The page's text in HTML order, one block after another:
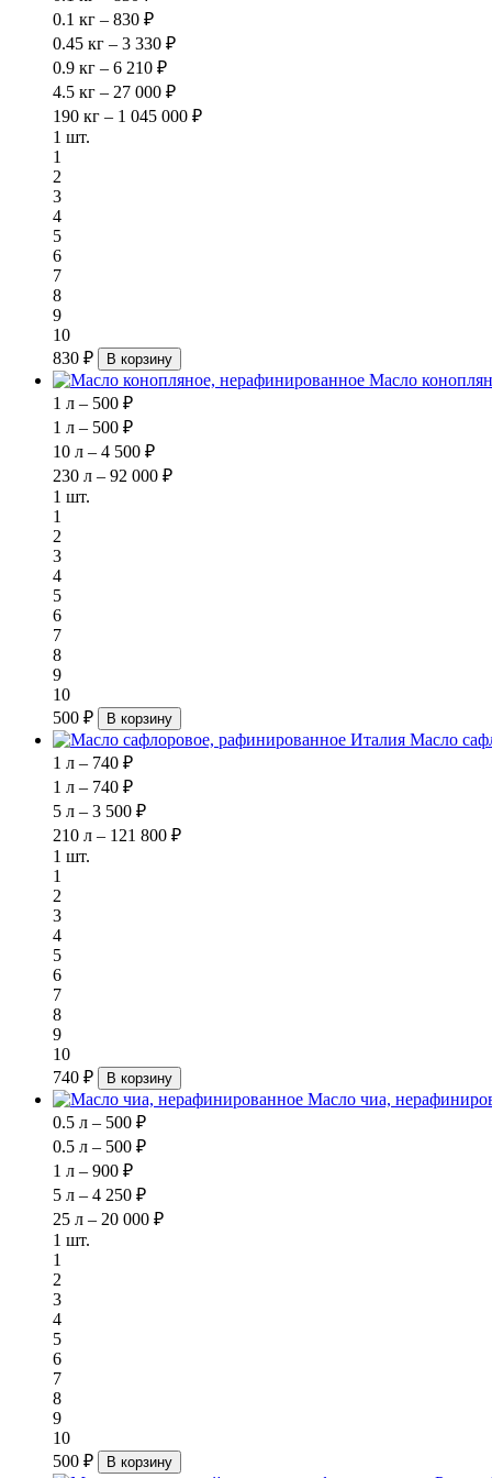
0.1 кг – 830 ₽
0.45 кг – 3 330 ₽
0.9 кг – 6 210 ₽
4.5 кг – 27 000 ₽
190 кг – 1 045 000 ₽
1 шт.
1
2
3
4
5
6
7
8
9
10
830 ₽
В корзину
Масло
1 л – 500 ₽
1 л – 500 ₽
10 л – 4 500 ₽
230 л – 92 000 ₽
1 шт.
1
2
3
4
5
6
7
8
9
10
500 ₽
В корзину
Масло
1 л – 740 ₽
1 л – 740 ₽
5 л – 3 500 ₽
210 л – 121 800 ₽
1 шт.
1
2
3
4
5
6
7
8
9
10
740 ₽
В корзину
Масло чиа,
0.5 л – 500 ₽
0.5 л – 500 ₽
1 л – 900 ₽
5 л – 4 250 ₽
25 л – 20 000 ₽
1 шт.
1
2
3
4
5
6
7
8
9
10
500 ₽
В корзину